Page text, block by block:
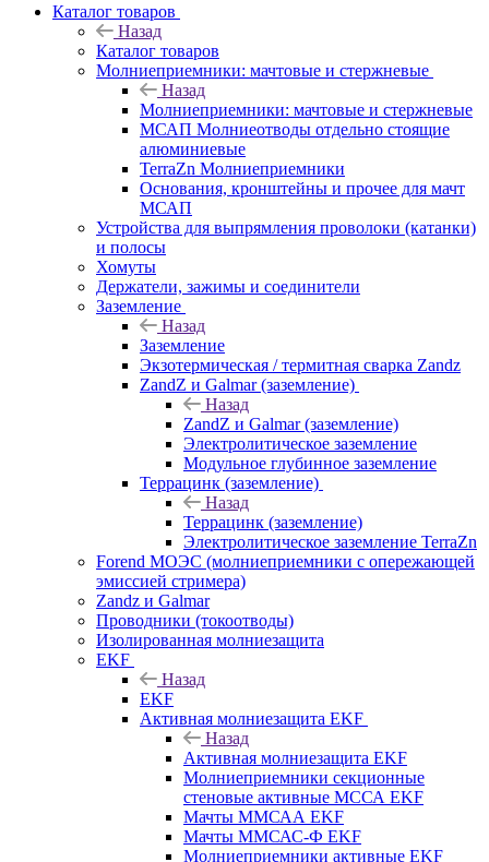
Каталог товаров
Назад
Каталог товаров
Молниеприемники: мачтовые и стержневые
Назад
Молниеприемники: мачтовые и стержневые
МСАП Молниеотводы отдельно стоящие
алюминиевые
TerraZn Молниеприемники
Основания, кронштейны и прочее для мачт
МСАП
Устройства для выпрямления проволоки (катанки)
и полосы
Хомуты
Держатели, зажимы и соединители
Заземление
Назад
Заземление
Экзотермическая / термитная сварка Zandz
ZandZ и Galmar (заземление)
Назад
ZandZ и Galmar (заземление)
Электролитическое заземление
Модульное глубинное заземление
Террацинк (заземление)
Назад
Террацинк (заземление)
Электролитическое заземление TerraZn
Forend МОЭС (молниеприемники с опережающей
эмиссией стримера)
Zandz и Galmar
Проводники (токоотводы)
Изолированная молниезащита
EKF
Назад
EKF
Активная молниезащита EKF
Назад
Активная молниезащита EKF
Молниеприемники секционные
стеновые активные МССА EKF
Мачты ММСАА EKF
Мачты ММСАС-Ф EKF
Молниеприемники активные EKF